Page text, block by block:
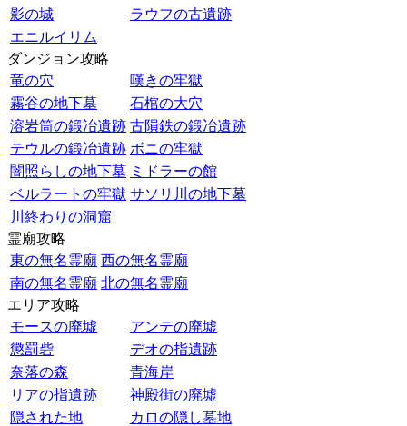
影の城
ラウフの古遺跡
エニルイリム
ダンジョン攻略
竜の穴
嘆きの牢獄
霧谷の地下墓
石棺の大穴
溶岩筒の鍛冶遺跡 古隕鉄の鍛冶遺跡
テウルの鍛冶遺跡 ボニの牢獄
闇照らしの地下墓 ミドラーの館
ベルラートの牢獄 サソリ川の地下墓
川終わりの洞窟
霊廟攻略
東の無名霊廟 西の無名霊廟
南の無名霊廟 北の無名霊廟
エリア攻略
モースの廃墟
アンテの廃墟
懲罰砦
デオの指遺跡
奈落の森
青海岸
リアの指遺跡
神殿街の廃墟
隠された地
カロの隠し墓地